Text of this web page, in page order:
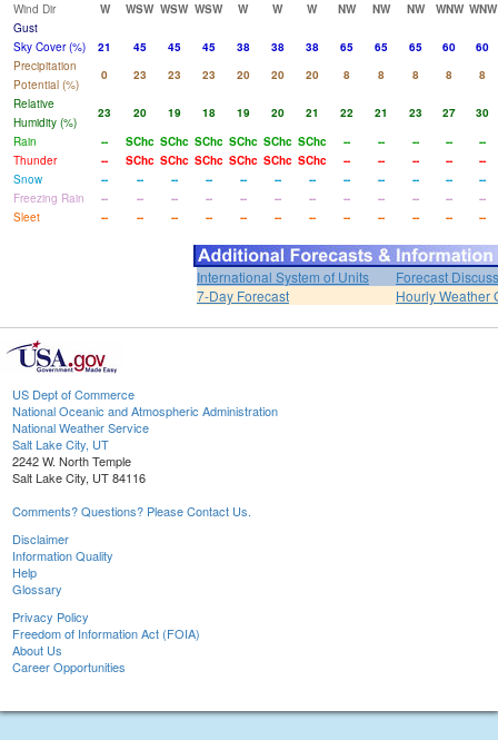
Wind Dir
W WSW WSW WSW W W W NW NW NW WNW WNW
Gust
Sky Cover (%)
21 45 45 45 38 38 38 65 65 65 60
60
Precipitation
Potential (%)
0 23 23 23 20 20 20 8 8 8 8
8
Relative
Humidity (%)
23 20 19 18 19 20 21 22 21 23 27
30
Rain
-- SChc SChc SChc SChc SChc SChc -- -- -- --
--
Thunder
-- SChc SChc SChc SChc SChc SChc -- -- -- --
--
Snow
-- -- -- -- -- -- -- -- -- -- --
--
Freezing Rain
-- -- -- -- -- -- -- -- -- -- --
--
Sleet
-- -- -- -- -- -- -- -- -- -- -- --
International System of Units
Forecast
7-Day Forecast
Hourly Weather
US Dept of Commerce
National Oceanic and Atmospheric Administration
National Weather Service
Salt Lake City, UT
2242 W. North Temple
Salt Lake City, UT 84116
Comments? Questions? Please Contact Us.
Disclaimer
Information Quality
Help
Glossary
Privacy Policy
Freedom of Information Act (FOIA)
About Us
Career Opportunities